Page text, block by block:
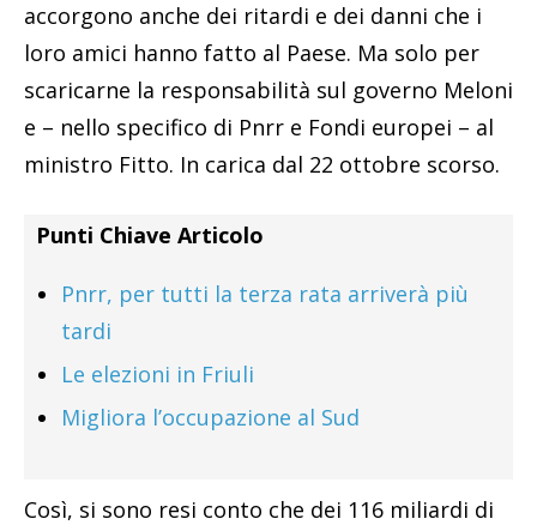
accorgono anche dei ritardi e dei danni che i
loro amici hanno fatto al Paese. Ma solo per
scaricarne la responsabilità sul governo Meloni
e – nello specifico di Pnrr e Fondi europei – al
ministro Fitto. In carica dal 22 ottobre scorso.
Punti Chiave Articolo
Pnrr, per tutti la terza rata arriverà più
tardi
Le elezioni in Friuli
Migliora l’occupazione al Sud
Così, si sono resi conto che dei 116 miliardi di